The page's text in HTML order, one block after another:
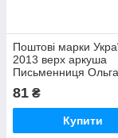
Поштові марки
2013 верх аркуша
Письменниця Ольга
Кобилянська.150
дня народження
81 ₴
Купити